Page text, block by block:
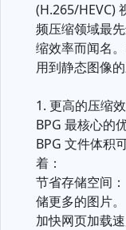
(H.265/HEVC)
频压缩领域最
缩效率而闻名
用到静态图像
1. 更高的压缩
BPG 最核心的
BPG 文件体积
着：
节省存储空间
储更多的图片。
加快网页加载